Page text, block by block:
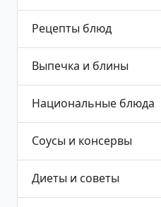
Рецепты блюд
Выпечка и блины
Национальные блюда
Соусы и консервы
Диеты и советы